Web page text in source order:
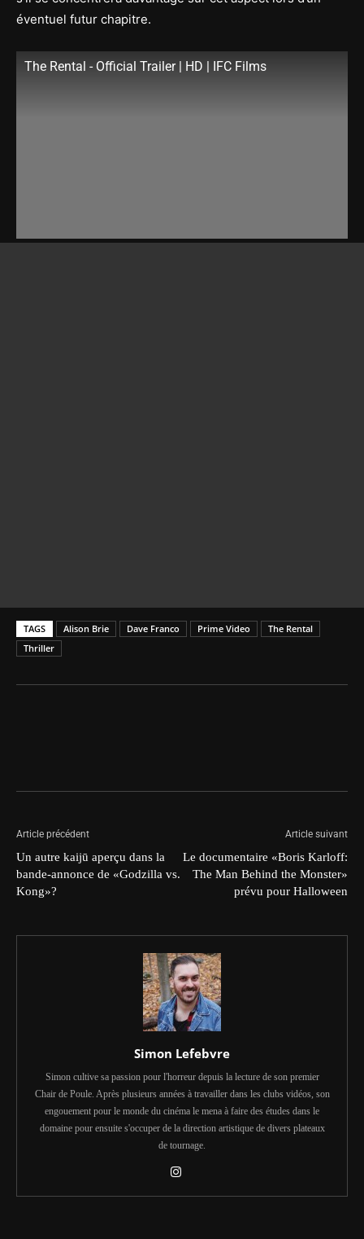
éventuel futur chapitre.
The Rental - Official Trailer | HD | IFC Films
TAGS Alison Brie Dave Franco Prime Video
The Rental
Thriller
Article précédent
Un autre kaijū aperçu dans la
bande-annonce de «Godzilla vs.
Kong»?
Article suivant
Le documentaire «Boris Karloff:
The Man Behind the Monster»
prévu pour Halloween
Simon Lefebvre
Simon cultive sa passion pour l'horreur depuis la lecture de son premier
Chair de Poule. Après plusieurs années à travailler dans les clubs vidéos, son
engouement pour le monde du cinéma le mena à faire des études dans le
domaine pour ensuite s'occuper de la direction artistique de divers plateaux
de tournage.